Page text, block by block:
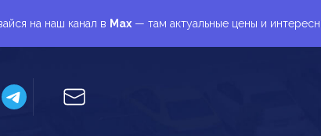
на наш канал в Max — там актуальные цены и